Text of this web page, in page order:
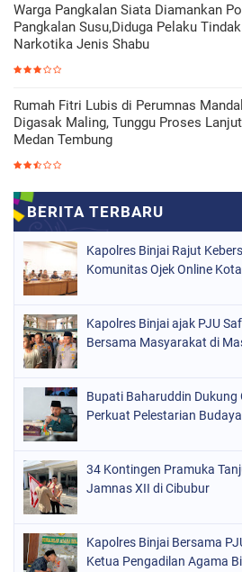
Warga Pangkalan Siata Diamankan
Pangkalan Susu,Diduga Pelaku
Narkotika Jenis Shabu
Rumah Fitri Lubis di Perumnas
Digasak Maling, Tunggu Proses
Medan Tembung
Kapolres Binjai Rajut
Komunitas Ojek Online
Kapolres Binjai ajak PJU
Bersama Masyarakat di
Bupati Baharuddin Dukung
Perkuat Pelestarian
34 Kontingen Pramuka
Jamnas XII di Cibubur
Kapolres Binjai Bersama
Ketua Pengadilan Agama